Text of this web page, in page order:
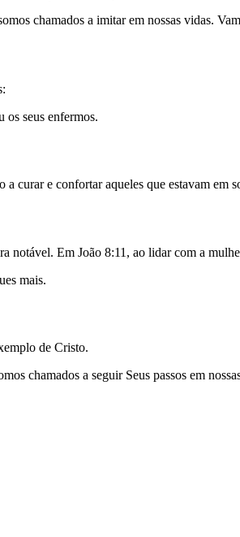
chamados a imitar em nossas vidas.
os seus enfermos.
a curar e confortar aqueles que estavam em
notável. Em João 8:11, ao lidar com a
mais.
de Cristo.
chamados a seguir Seus passos em